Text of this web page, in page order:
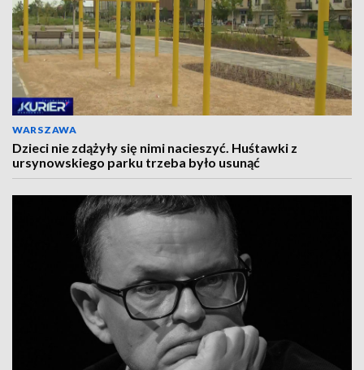
WARSZAWA
Dzieci nie zdążyły się nimi nacieszyć. Huśtawki z
ursynowskiego parku trzeba było usunąć